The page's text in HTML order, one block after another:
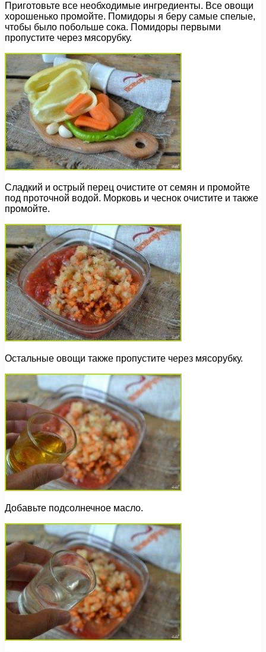
Приготовьте все необходимые ингредиенты. Все овощи
хорошенько промойте. Помидоры я беру самые спелые,
чтобы было побольше сока. Помидоры первыми
пропустите через мясорубку.
Сладкий и острый перец очистите от семян и промойте
под проточной водой. Морковь и чеснок очистите и также
промойте.
Остальные овощи также пропустите через мясорубку.
Добавьте подсолнечное масло.